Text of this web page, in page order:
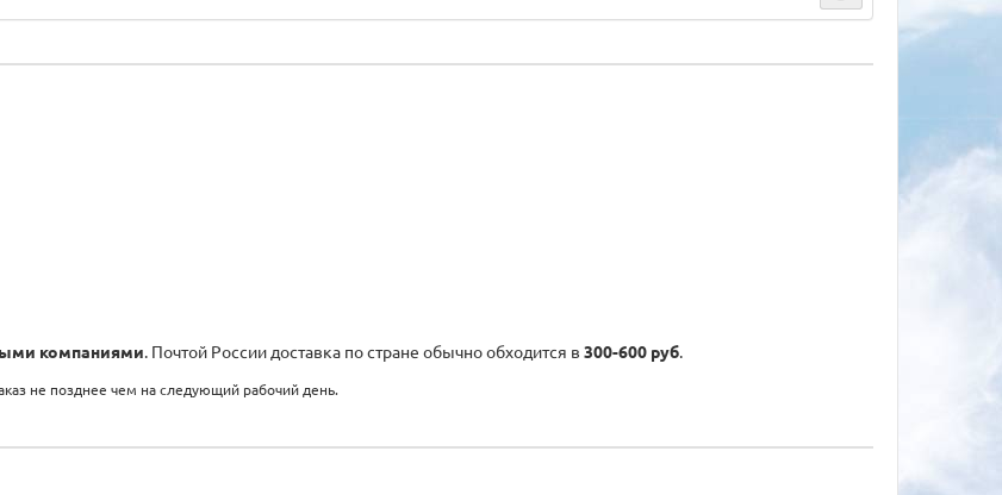
компаниями. Почтой России доставка по стране обычно обходится в 300-600 руб.
не позднее чем на следующий рабочий день.